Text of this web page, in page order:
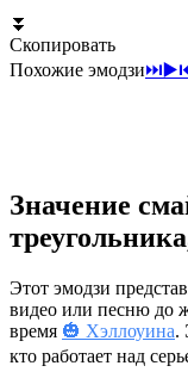
⏬
Скопировать
Похожие эмодзи⏭️▶️
Значение
Этот эмодзи
видео или песню до
время 🎃 Хэллоуина.
кто работает над